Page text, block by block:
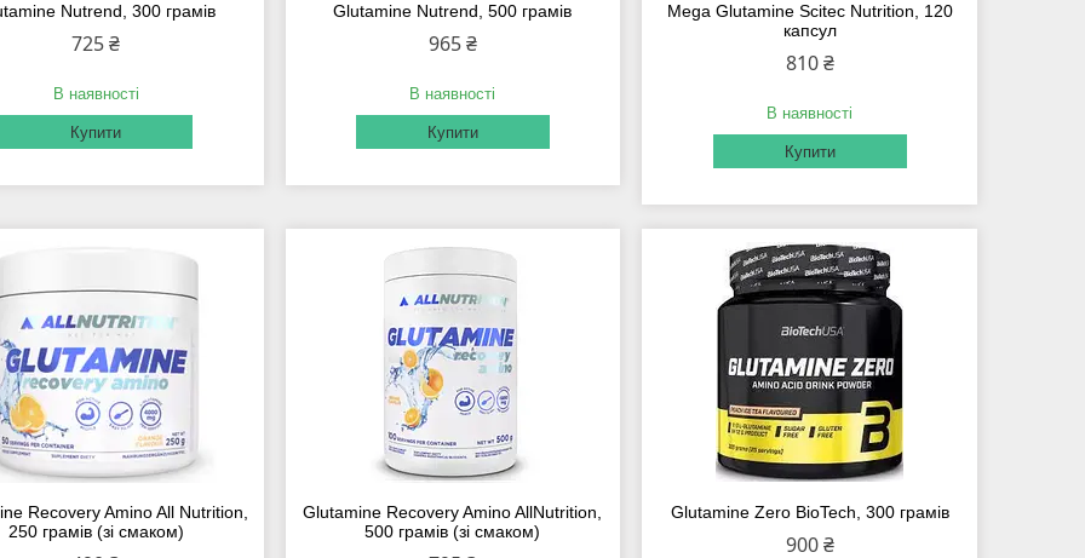
Nutrend, 300 грамів
725 ₴
В наявності
Купити
Glutamine Nutrend, 500 грамів
965 ₴
В наявності
Купити
Mega Glutamine Scitec Nutrition, 120
капсул
810 ₴
В наявності
Купити
Recovery Amino All Nutrition,
250 грамів (зі смаком)
Glutamine Recovery Amino AllNutrition,
500 грамів (зі смаком)
Glutamine Zero BioTech, 300 грамів
900 ₴